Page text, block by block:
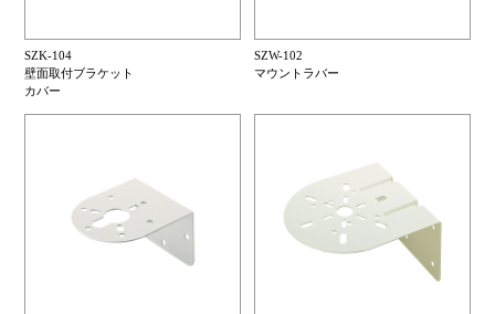
SZK-104
壁面取付ブラケット
カバー
SZW-102
マウントラバー